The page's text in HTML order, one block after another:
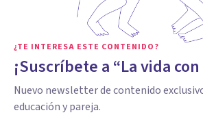
¿TE INTERESA ESTE CONTENIDO?
¡Suscríbete a “La vida
Nuevo newsletter de contenido
educación y pareja.